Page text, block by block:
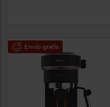
Envío gratis